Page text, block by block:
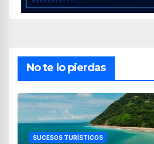
No te lo pierdas
SUCESOS TURÍSTICOS